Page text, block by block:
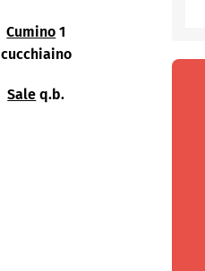
Cumino 1
cucchiaino
Sale q.b.